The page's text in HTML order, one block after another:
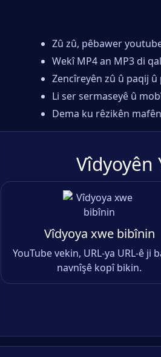
Zû zû, pêbawer
Wekî MP4 an MP3 di
Zencîreyên zû û paqij
Li ser sermaseyê û
Dema ku rêzikên
Vîdyoyên
Vîdyoya xwe bibînin
YouTube vekin, URL-ya URL-ê ji
navnîşê kopî bikin.